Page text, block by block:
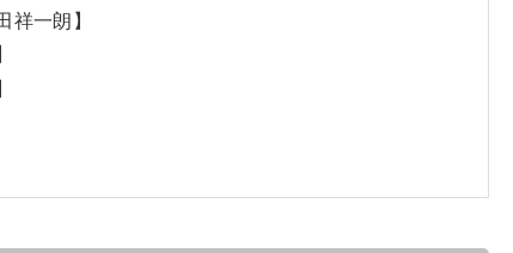
一朗】